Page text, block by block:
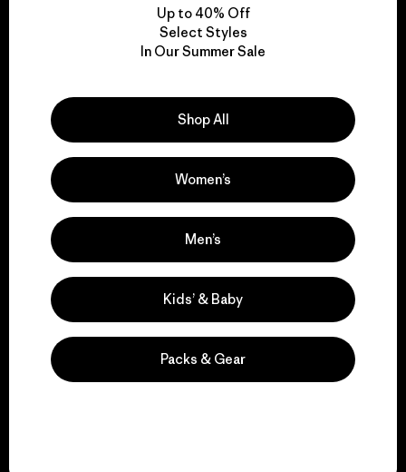
for our impact.
We support grassroots
activism.
Up to 40% Off
Select Styles
In Our Summer Sale
Shop All
Women’s
Men’s
Kids’ & Baby
Packs & Gear